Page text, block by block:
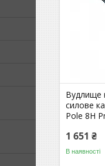
Вудлище
силове
Pole 8H
1 651 ₴
В наявності